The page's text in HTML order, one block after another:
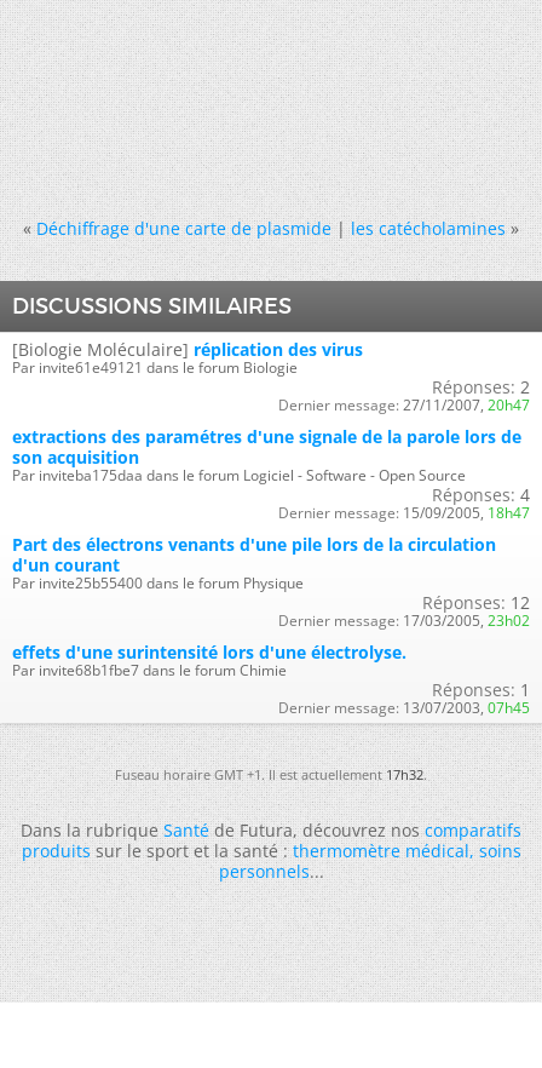
« Déchiffrage d'une carte de plasmide|les catécholamines »
DISCUSSIONS SIMILAIRES
[Biologie Moléculaire] réplication des virus
Par invite61e49121 dans le forum Biologie
Réponses: 2
Dernier message: 27/11/2007, 20h47
extractions des paramétres d'une signale de la parole lors de
son acquisition
Par inviteba175daa dans le forum Logiciel - Software - Open Source
Réponses: 4
Dernier message: 15/09/2005, 18h47
Part des électrons venants d'une pile lors de la circulation
d'un courant
Par invite25b55400 dans le forum Physique
Réponses: 12
Dernier message: 17/03/2005, 23h02
effets d'une surintensité lors d'une électrolyse.
Par invite68b1fbe7 dans le forum Chimie
Réponses: 1
Dernier message: 13/07/2003, 07h45
Fuseau horaire GMT +1. Il est actuellement17h32.
Dans la rubriqueSantéde Futura, découvrez noscomparatifs
produitssur le sport et la santé :thermomètre médical,soins
personnels...